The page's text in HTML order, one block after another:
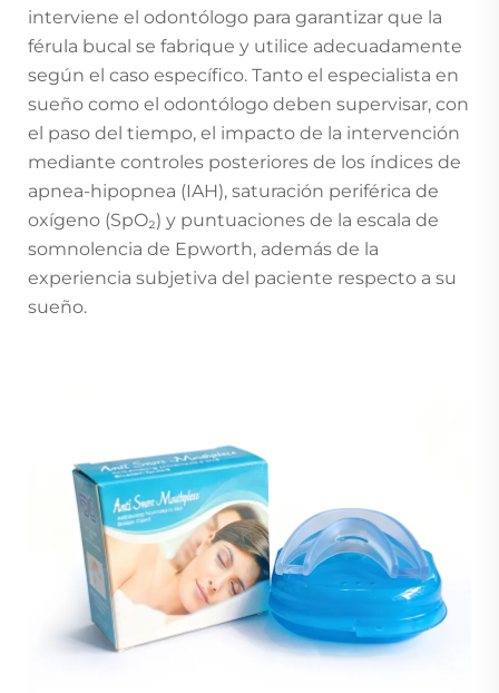
interviene el odontólogo para garantizar que la
férula bucal se fabrique y utilice adecuadamente
según el caso específico. Tanto el especialista en
sueño como el odontólogo deben supervisar, con
el paso del tiempo, el impacto de la intervención
mediante controles posteriores de los índices de
apnea-hipopnea (IAH), saturación periférica de
oxígeno (SpO₂) y puntuaciones de la escala de
somnolencia de Epworth, además de la
experiencia subjetiva del paciente respecto a su
sueño.